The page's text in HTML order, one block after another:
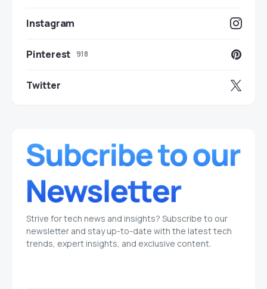
Instagram
Pinterest 918
Twitter
Strive for tech news and insights? Subscribe to our
newsletter and stay up-to-date with the latest tech
trends, expert insights, and exclusive content.